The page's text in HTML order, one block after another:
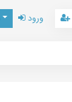
ورود